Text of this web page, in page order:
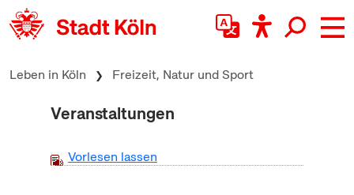
zum Inhalt springen
Leben in Köln Freizeit, Natur und Sport
Veranstaltungen
Vorlesen lassen